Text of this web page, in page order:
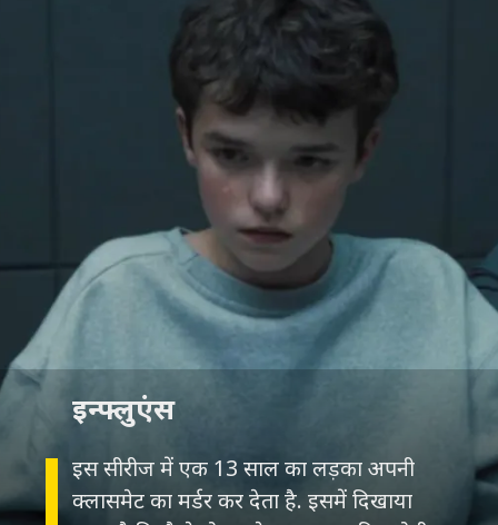
इस सीरीज में एक 13 साल का लड़का अपनी
क्लासमेट का मर्डर कर देता है. इसमें दिखाया
इन्फ्लुएंस